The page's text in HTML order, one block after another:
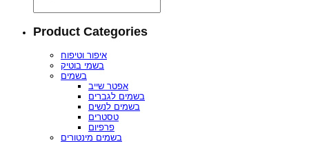
Product Categories
איפור וטיפוח
בשמי בוטיק
בשמים
אפטר שייב
בשמים לגברים
בשמים לנשים
טסטרים
פרפיום
בשמים מינטורים